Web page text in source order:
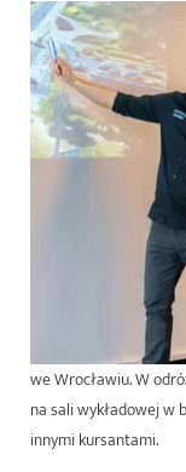
we Wrocławiu. W
na sali wykładowej w
innymi kursantami.